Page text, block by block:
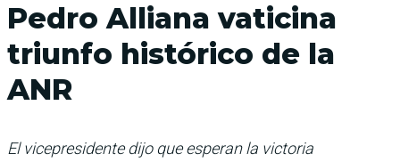
Pedro Alliana vaticina
triunfo histórico de la
ANR
El vicepresidente dijo que esperan la victoria